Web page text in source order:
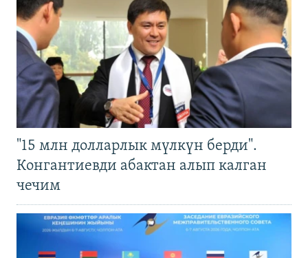
"15 млн долларлык мүлкүн берди".
Конгантиевди абактан алып калган
чечим